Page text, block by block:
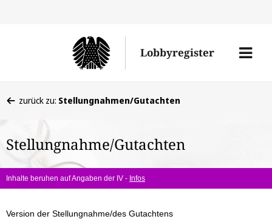
Lobbyregister
Menü
befinden
hier:
zurück zu: Stellungnahmen/Gutachten
Stellungnahme/Gutachten
Inhalte beruhen auf Angaben der IV - Infos
Version der Stellungnahme/des Gutachtens